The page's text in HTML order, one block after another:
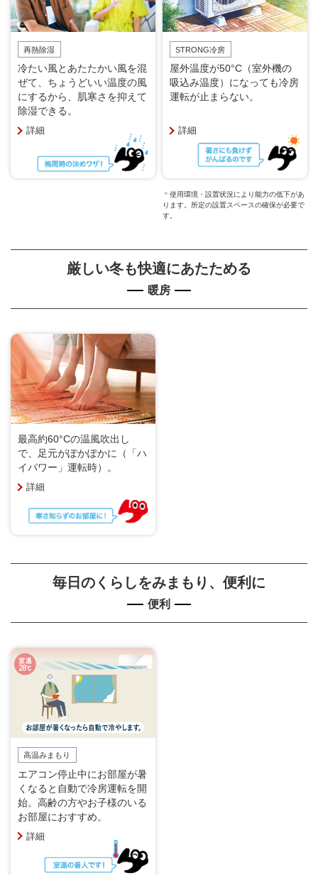
再熱除湿
冷たい風とあたたかい風を混
ぜて、ちょうどいい温度の風
にするから、肌寒さを抑えて
除湿できる。
詳細
STRONG冷房
屋外温度が50°C（室外機の
吸込み温度）になっても冷房
運転が止まらない。
詳細
＊使用環境・設置状況により能力の低下があ
ります。所定の設置スペースの確保が必要で
す。
厳しい冬も快適にあたためる
暖房
最高約60°Cの温風吹出し
で、足元がぽかぽかに（「ハ
イパワー」運転時）。
詳細
毎日のくらしをみまもり、便利に
便利
高温みまもり
エアコン停止中にお部屋が暑
くなると自動で冷房運転を開
始。高齢の方やお子様のいる
お部屋におすすめ。
詳細